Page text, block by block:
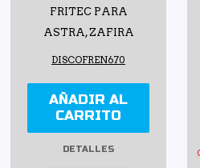
FRITEC PARA
ASTRA, ZAFIRA
DISCOFREN670
AÑADIR AL
CARRITO
DETALLES